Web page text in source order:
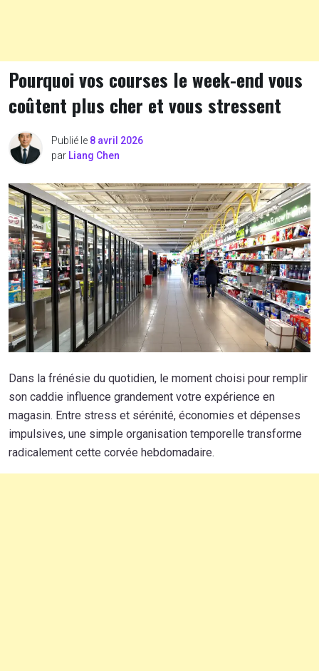
Pourquoi vos courses le week-end vous
coûtent plus cher et vous stressent
Publié le 8 avril 2026
par Liang Chen
Dans la frénésie du quotidien, le moment choisi pour remplir
son caddie influence grandement votre expérience en
magasin. Entre stress et sérénité, économies et dépenses
impulsives, une simple organisation temporelle transforme
radicalement cette corvée hebdomadaire.